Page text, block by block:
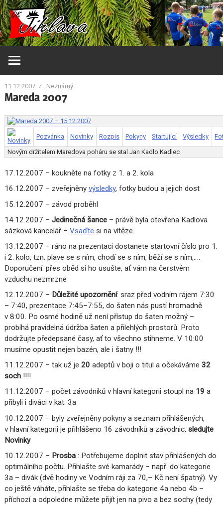
Skip
to
content
OK
Jihlava
Orientační
klub
Jihlava
11.12.2007 Neznámý
Mareda 2007
Mareda 2007 – 15.12.2007
Pozvánka Novinky Rozpis Pokyny Startující Výsledky
Novým držitelem Maredova poháru se stal Jan Kadlo Kadlec
17.12.2007 – koukněte na fotky z 1. a 2. kola
16.12.2007 – zveřejněnyvýsledky, fotky budou a jejich dost
15.12.2007 – závod proběhl
14.12.2007 –Jedinečná šance – právě byla otevřena Kadlova
sázková kancelář –Vsaďte si na vítěze
13.12.2007 – ráno na prezentaci dostanete startovní číslo pro 1.
i 2. kolo, tzn. plave se s ním, chodí se s ním, běží se s ním,….
Doporučení: přes oběd si ho usušte, ať vám na čerstvém
vzduchu nezmrzne
12.12.2007 – Důležité upozornění: sraz před vodním rájem 7:30
– 7:40, prezentace 7:45–7:55, do šaten nás pustí hromadně
v 8:00. Po osmé hodině už není přístup do šaten možný –
probíhá pravidelná údržba šaten a přilehlých prostorů. Proto
dodržujte předepsané časy, ať to všechno stihneme. V 10:00
musíme opustit nejen bazén, ale i šatny !!!
11.12.2007 – tak už je20 adeptů v boji o titul a očekáváme32
soch !!!!
11.12.2007 – počet závodníků v hlavní kategorii stoupl na 19 a
přibyli i diváci v kat. 3a
10.12.2007 – byly zveřejněny pokyny a seznam přihlášených,
v hlavní kategorii je přihlášeno 16 závodníků a závodnic,sledujte
Novinky
10.12.2007 – Prosba : Potřebujeme doplnit stav přihlášených do
optimálního počtu. Přihlašte své kamarády – např. do kategorie
3a – divák (dvě hodiny ve Vodním ráji za 70,– Kč není špatný). Vy
co ještě váháte, přihlašte se třeba do kategorie 4a nebo 4b –
příchozí a odpoledne můžete přijít jen na pivo a bez sochy (tedy